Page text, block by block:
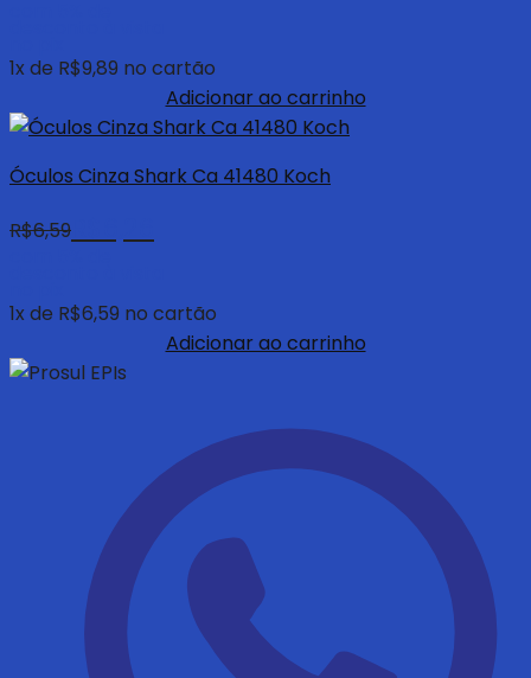
1x de R$9,89 no cartão
Adicionar ao carrinho
Óculos Cinza Shark Ca 41480 Koch
1x de R$6,59 no cartão
R$6,59
Adicionar ao carrinho